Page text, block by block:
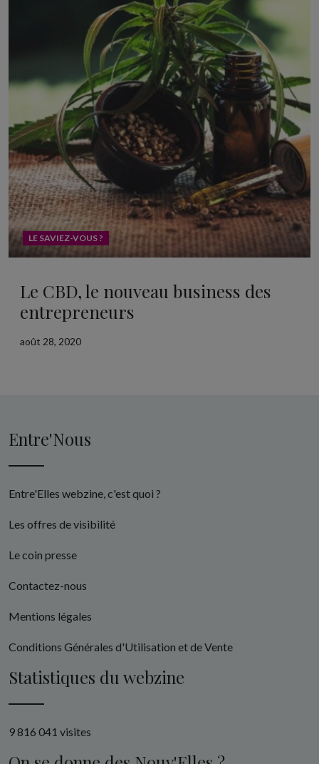
LE SAVIEZ-VOUS ?
Le CBD, le nouveau business des
entrepreneurs
août 28, 2020
Entre'Nous
Entre'Elles webzine, c'est quoi ?
Les offres de visibilité
Le coin presse
Contactez-nous
Mentions légales
Conditions Générales d'Utilisation et de Vente
Statistiques du webzine
9 816 041 visites